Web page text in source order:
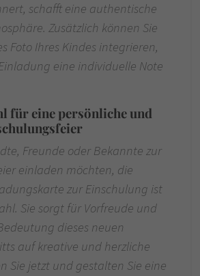
schafft eine authentische
Zusätzlich können Sie
Foto Ihres Kindes integrieren,
eine individuelle Note
für eine persönliche und
Freunde oder Bekannte zur
einladen möchten, die
zur Einschulung ist
Sie sorgt für Vorfreude und
dieses neuen
auf kreative und herzliche
Sie jetzt und gestalten Sie eine